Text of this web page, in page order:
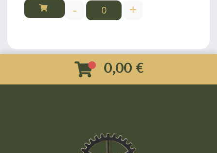
- +
0,00 €